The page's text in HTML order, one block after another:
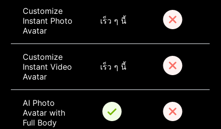
Customize
Instant Photo
Avatar
เร็ว ๆ นี้
Customize
Instant Video
Avatar
เร็ว ๆ นี้
AI Photo
Avatar with
Full Body